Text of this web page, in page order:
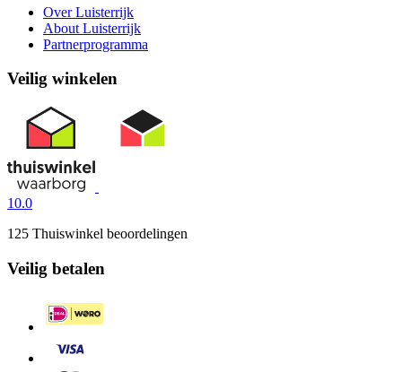
Over Luisterrijk
About Luisterrijk
Partnerprogramma
Veilig winkelen
10.0
125 Thuiswinkel beoordelingen
Veilig betalen